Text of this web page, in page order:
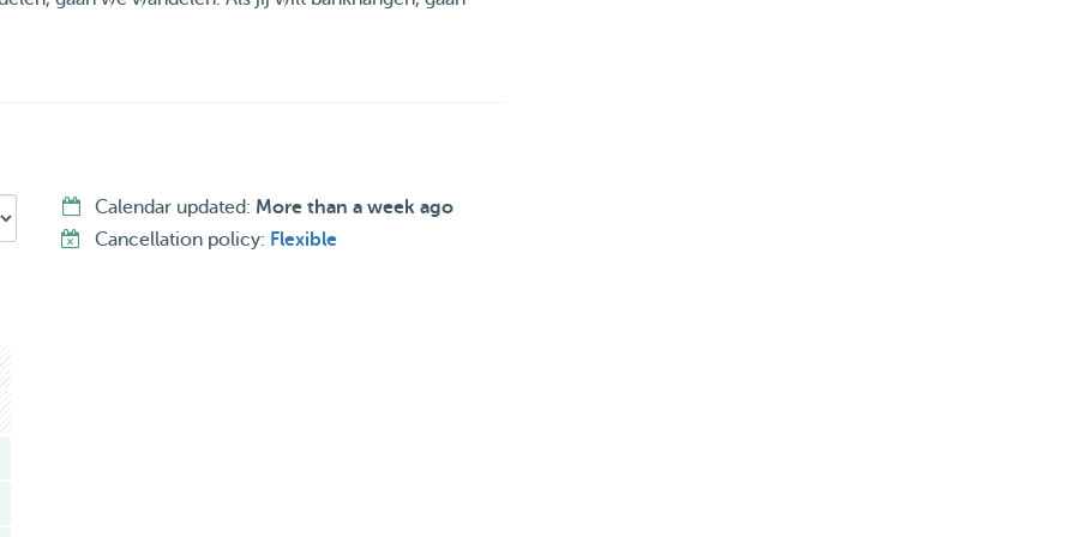
onder, boven en naast me wonen.
Calendar updated: More than a week ago
Cancellation policy: Flexible